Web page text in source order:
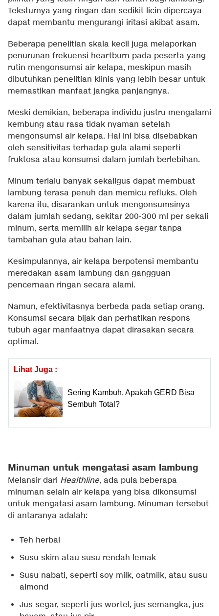
Teksturnya yang ringan dan sedikit licin dipercaya
dapat membantu mengurangi iritasi akibat asam.
Beberapa penelitian skala kecil juga melaporkan
penurunan frekuensi heartburn pada peserta yang
rutin mengonsumsi air kelapa, meskipun masih
dibutuhkan penelitian klinis yang lebih besar untuk
memastikan manfaat jangka panjangnya.
Meski demikian, beberapa individu justru mengalami
kembung atau rasa tidak nyaman setelah
mengonsumsi air kelapa. Hal ini bisa disebabkan
oleh sensitivitas terhadap gula alami seperti
fruktosa atau konsumsi dalam jumlah berlebihan.
Minum terlalu banyak sekaligus dapat membuat
lambung terasa penuh dan memicu refluks. Oleh
karena itu, disarankan untuk mengonsumsinya
dalam jumlah sedang, sekitar 200-300 ml per sekali
minum, serta memilih air kelapa segar tanpa
tambahan gula atau bahan lain.
Kesimpulannya, air kelapa berpotensi membantu
meredakan asam lambung dan gangguan
pencernaan ringan secara alami.
Namun, efektivitasnya berbeda pada setiap orang.
Konsumsi secara bijak dan perhatikan respons
tubuh agar manfaatnya dapat dirasakan secara
optimal.
Lihat Juga :
Sering Kambuh, Apakah GERD Bisa
Sembuh Total?
Minuman untuk mengatasi asam lambung
Melansir dari Healthline, ada pula beberapa
minuman selain air kelapa yang bisa dikonsumsi
untuk mengatasi asam lambung. Minuman tersebut
di antaranya adalah:
Teh herbal
Susu skim atau susu rendah lemak
Susu nabati, seperti soy milk, oatmilk, atau susu
almond
Jus segar, seperti jus wortel, jus semangka, jus